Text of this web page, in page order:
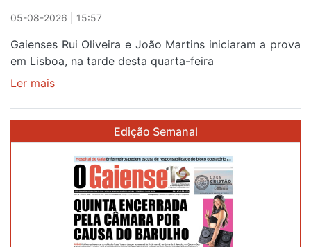
05-08-2026 | 15:57
Gaienses Rui Oliveira e João Martins iniciaram a prova
em Lisboa, na tarde desta quarta-feira
Ler mais
brilho
prata
prólogo
Edição Semanal